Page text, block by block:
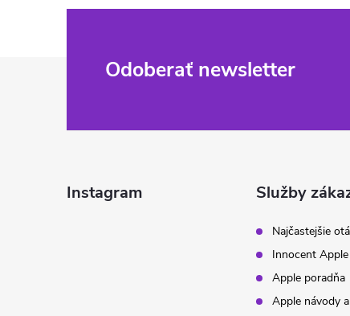
Odoberať newsletter
Instagram Služby
Najčastejšie
Innocent
Apple poradňa
Apple návody